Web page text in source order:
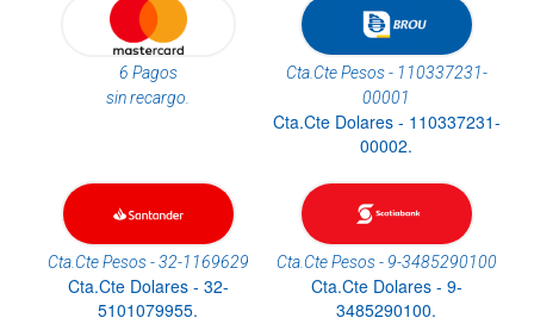
6 Pagos
sin recargo.
Cta.Cte Pesos - 110337231-
00001
Cta.Cte Dolares - 110337231-
00002.
Cta.Cte Pesos - 32-1169629
Cta.Cte Dolares - 32-
5101079955.
Cta.Cte Pesos - 9-3485290100
Cta.Cte Dolares - 9-
3485290100.